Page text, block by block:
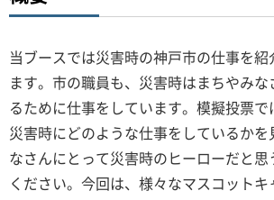
当ブースでは災害時の神戸市の仕事を
ます。市の職員も、災害時はまちやみ
るために仕事をしています。模擬投票
災害時にどのような仕事をしているか
なさんにとって災害時のヒーローだと思
ください。今回は、様々なマスコット